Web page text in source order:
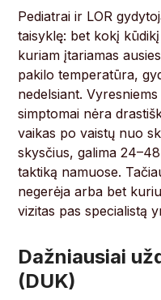
Pediatrai ir LOR
taisyklę: bet kokį
kuriam įtariamas
pakilo temperatūra,
nedelsiant.
simptomai nėra
vaikas po vaistų nuo
skysčius, galima
taktiką namuose.
negerėja arba bet
vizitas pas specialistą
Dažniausiai
(DUK)